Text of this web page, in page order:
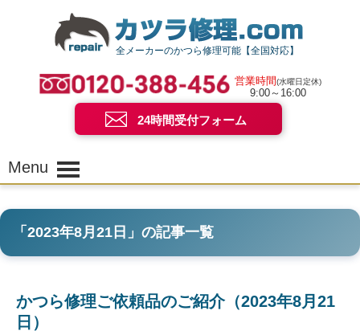
全メーカーのかつら修理可能【全国対応】
営業時間(水曜日定休)
9:00～16:00
24時間受付フォーム
Menu
「 2023年8月21日 」の記事一覧
かつら修理ご依頼品のご紹介（2023年8月21
日）